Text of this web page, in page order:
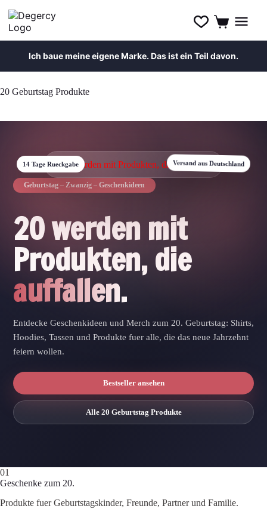
Ich baue meine eigene Marke. Das ist ein Teil davon.
Inhalt
springen
20 Geburtstag Produkte
Geburtstag – Zwanzig – Geschenkideen
20 werden mit
Produkten, die
auffallen.
Entdecke Geschenkideen und Merch zum 20. Geburtstag: Shirts,
Hoodies, Tassen und Produkte fuer alle, die das neue Jahrzehnt
feiern wollen.
Bestseller ansehen
Alle 20 Geburtstag Produkte
14 Tage Rueckgabe Versand aus Deutschland
01
Geschenke zum 20.
Produkte fuer Geburtstagskinder, Freunde, Partner und Familie.